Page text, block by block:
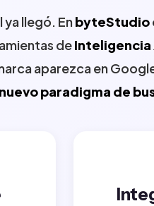
llegó. En byteStudio
de
aparezca en
nuevo paradigma de